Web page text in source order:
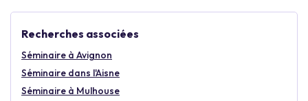
Recherches associées
Séminaire à Avignon
Séminaire dans l'Aisne
Séminaire à Mulhouse